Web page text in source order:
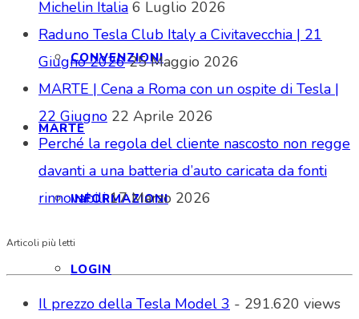
CONVENZIONI
MARTE
INFORMAZIONI
LOGIN
Michelin Italia 6 Luglio 2026
Raduno Tesla Club Italy a Civitavecchia | 21
Giugno 2026 25 Maggio 2026
MARTE | Cena a Roma con un ospite di Tesla |
22 Giugno 22 Aprile 2026
Perché la regola del cliente nascosto non regge
davanti a una batteria d’auto caricata da fonti
rinnovabili 17 Marzo 2026
Articoli più letti
Il prezzo della Tesla Model 3 - 291.620 views